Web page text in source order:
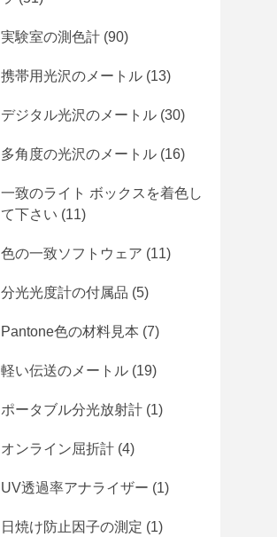
実験室の測色計 (90)
携帯用光沢のメートル (13)
デジタル光沢のメートル (30)
多角度の光沢のメートル (16)
一致のライト ボックスを着色し
て下さい (11)
色の一致ソフトウェア (11)
分光光度計の付属品 (5)
Pantone色の材料見本 (7)
軽い伝送のメートル (19)
ポータブル分光放射計 (1)
オンライン屈折計 (4)
UV透過率アナライザー (1)
日焼け防止因子の測定 (1)